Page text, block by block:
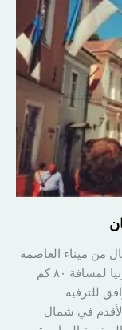
من ميناء العاصمة
الفنلندية هلسنكي إلى تالين عاصمة استونيا لمسافة ٨٠ كم
للترفيه
في شمال